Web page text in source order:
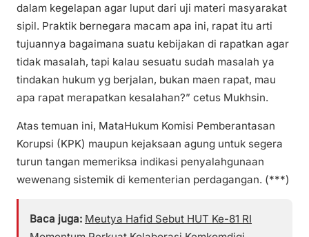
dalam kegelapan agar luput dari uji materi masyarakat
sipil. Praktik bernegara macam apa ini, rapat itu arti
tujuannya bagaimana suatu kebijakan di rapatkan agar
tidak masalah, tapi kalau sesuatu sudah masalah ya
tindakan hukum yg berjalan, bukan maen rapat, mau
apa rapat merapatkan kesalahan?” cetus Mukhsin.
Atas temuan ini, MataHukum Komisi Pemberantasan
Korupsi (KPK) maupun kejaksaan agung untuk segera
turun tangan memeriksa indikasi penyalahgunaan
wewenang sistemik di kementerian perdagangan. (***)
Baca juga: Meutya Hafid Sebut HUT Ke-81 RI